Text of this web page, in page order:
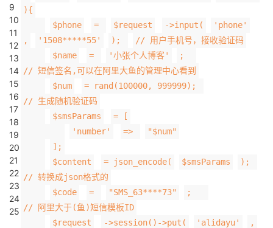
9
10
11
12
13
14
15
16
17
18
19
20
21
22
23
24
25
){
$phone
= $request ->input(
'phone'
,
'1508*****55' );
// 用户手机号，接收验证码
$name
= '小张个人博客'
;
// 短信签名,可以在阿里大鱼的管理中心看到
$num
= rand(100000, 999999);
// 生成随机验证码
$smsParams
= [
'number'
=>
"$num"
];
$content
= json_encode( $smsParams
);
// 转换成json格式的
$code
= "SMS_63****73"
;
// 阿里大于(鱼)短信模板ID
$request
->session()->put( 'alidayu'
,